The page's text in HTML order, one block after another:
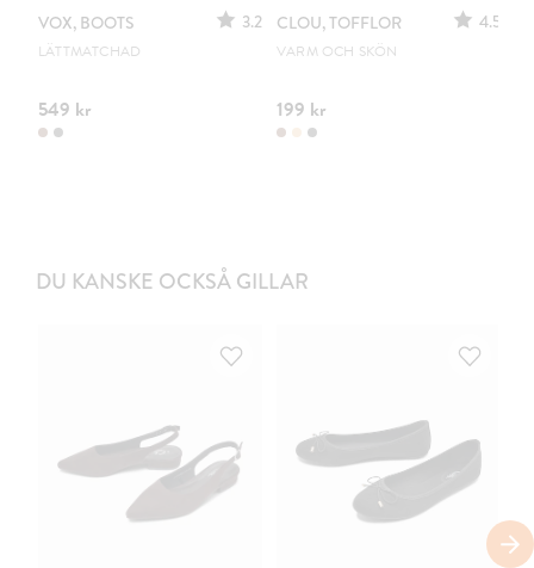
VOX, BOOTS 3.2
LÄTTMATCHAD
549 kr
CLOU, TOFFLOR 4.5
VARM OCH SKÖN
199 kr
DU KANSKE OCKSÅ GILLAR